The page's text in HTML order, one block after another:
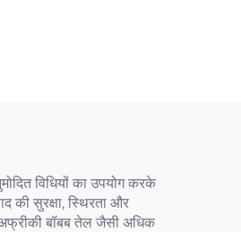
विधियों का उपयोग करके
की सुरक्षा, स्थिरता और
बॉबब तेल जैसी अधिक